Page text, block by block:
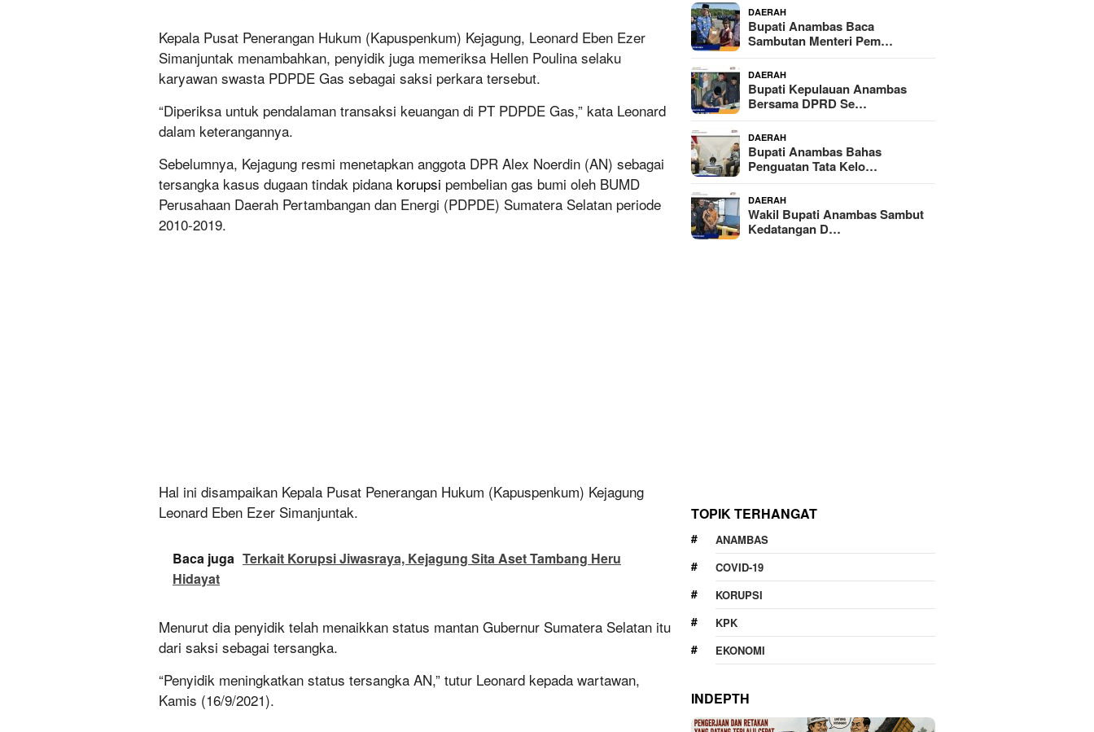
Kepala Pusat Penerangan Hukum (Kapuspenkum) Kejagung, Leonard Eben Ezer
Simanjuntak menambahkan, penyidik juga memeriksa Hellen Poulina selaku
karyawan swasta PDPDE Gas sebagai saksi perkara tersebut.
“Diperiksa untuk pendalaman transaksi keuangan di PT PDPDE Gas,” kata Leonard
dalam keterangannya.
Sebelumnya, Kejagung resmi menetapkan anggota DPR Alex Noerdin (AN) sebagai
tersangka kasus dugaan tindak pidana korupsi pembelian gas bumi oleh BUMD
Perusahaan Daerah Pertambangan dan Energi (PDPDE) Sumatera Selatan periode
2010-2019.
Hal ini disampaikan Kepala Pusat Penerangan Hukum (Kapuspenkum) Kejagung
Leonard Eben Ezer Simanjuntak.
Baca juga Terkait Korupsi Jiwasraya, Kejagung Sita Aset Tambang Heru
Hidayat
Menurut dia penyidik telah menaikkan status mantan Gubernur Sumatera Selatan itu
dari saksi sebagai tersangka.
“Penyidik meningkatkan status tersangka AN,” tutur Leonard kepada wartawan,
Kamis (16/9/2021).
DAERAH
Bupati Anambas Baca
Sambutan Menteri Pem…
DAERAH
Bupati Kepulauan Anambas
Bersama DPRD Se…
DAERAH
Bupati Anambas Bahas
Penguatan Tata Kelo…
DAERAH
Wakil Bupati Anambas Sambut
Kedatangan D…
TOPIK TERHANGAT
ANAMBAS
COVID-19
KORUPSI
KPK
EKONOMI
INDEPTH